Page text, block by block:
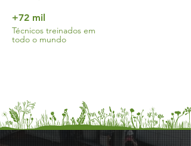
+72 mil
Técnicos treinados em
todo o mundo